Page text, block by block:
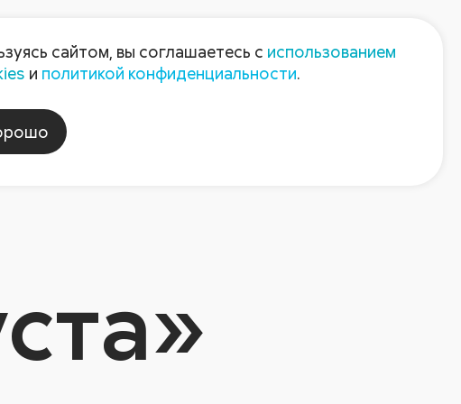
Пресс-центр Контакты
Компания
сайтом, вы соглашаетесь с использованием
и политикой конфиденциальности.